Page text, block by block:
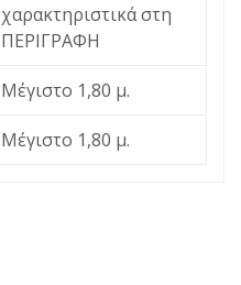
χαρακτηριστικά στη
ΠΕΡΙΓΡΑΦΗ
Μέγιστο 1,80 μ.
Μέγιστο 1,80 μ.